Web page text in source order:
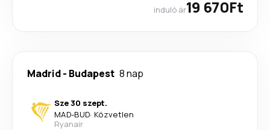
induló ár19 670Ft
Madrid- Budapest 8 nap
Sze 30 szept.
MAD-BUD· Közvetlen
Ryanair